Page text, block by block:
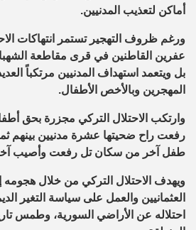
أماكن لتعذيب المدنيين.
ورغم ظروف التهجير تستمر انتهاكات
عفرين القاطنين في قرى مقاطعة
بل ويتعمد استهداف المدنيين مرتكباً
المهجرين وبالأخص الأطفال.
وارتكب الاحتلال التركي مجزرة بحق
رفعت راح ضحيتها عشرة مدنيين بينهم
طفل آخر من سكان تل رفعت وأصيب
ويهدف الاحتلال التركي من خلال هجومه
العثمانيين والعمل على سياسة التغير
احتلاله عن الأراضي السورية، وطمس